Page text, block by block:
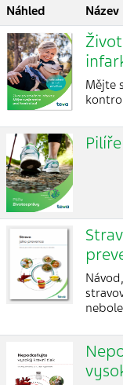
Náhled Název
Mějte